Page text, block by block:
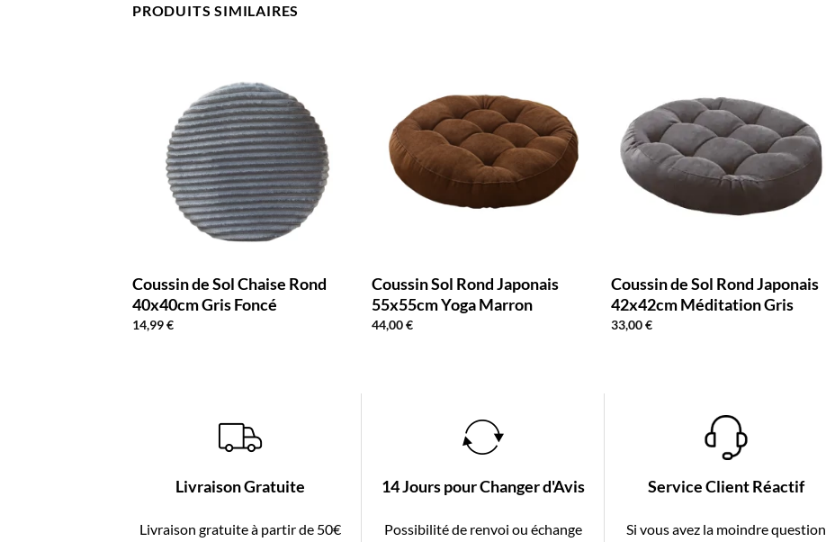
PRODUITS SIMILAIRES
Coussin de Sol Chaise Rond
40x40cm Gris Foncé
14,99€
Coussin Sol Rond Japonais
55x55cm Yoga Marron
44,00€
Coussin de Sol Rond Japonais
42x42cm Méditation Gris
33,00€
Livraison Gratuite
Livraison gratuite à partir de 50€
14 Jours pour Changer d'Avis
Possibilité de renvoi ou échange
Service Client Réactif
Si vous avez la moindre question